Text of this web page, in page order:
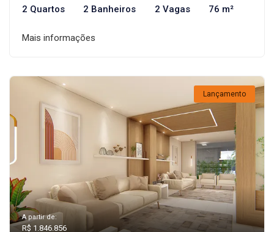
2 Quartos 2 Banheiros 2 Vagas 76 m²
Mais informações
Lançamento
A partir de:
R$ 1.846.856